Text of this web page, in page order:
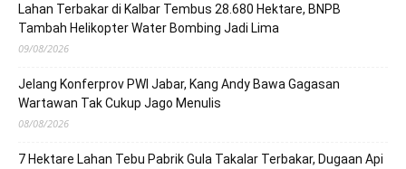
Lahan Terbakar di Kalbar Tembus 28.680 Hektare, BNPB
Tambah Helikopter Water Bombing Jadi Lima
09/08/2026
Jelang Konferprov PWI Jabar, Kang Andy Bawa Gagasan
Wartawan Tak Cukup Jago Menulis
08/08/2026
7 Hektare Lahan Tebu Pabrik Gula Takalar Terbakar, Dugaan Api